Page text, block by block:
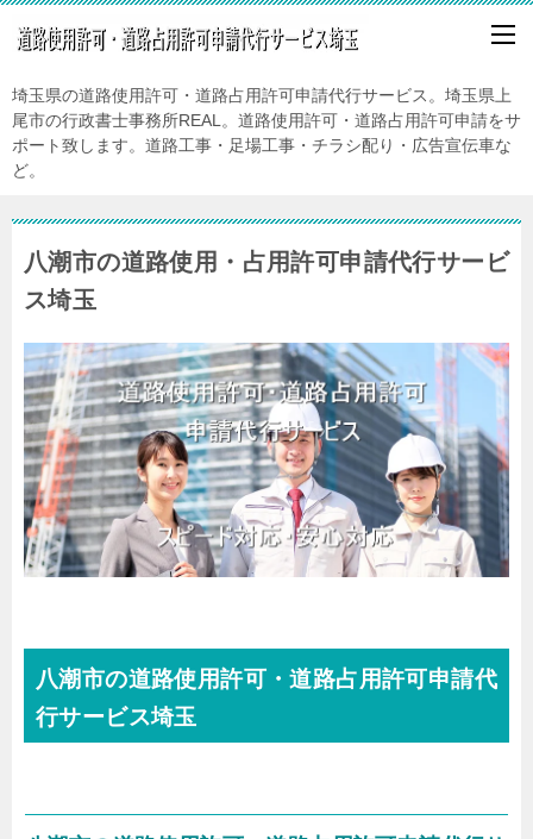
埼玉県の道路使用許可・道路占用許可申請代行サービス。埼玉県上
尾市の行政書士事務所REAL。道路使用許可・道路占用許可申請をサ
ポート致します。道路工事・足場工事・チラシ配り・広告宣伝車な
ど。
八潮市の道路使用・占用許可申請代行サービ
ス埼玉
八潮市の道路使用許可・道路占用許可申請代
行サービス埼玉